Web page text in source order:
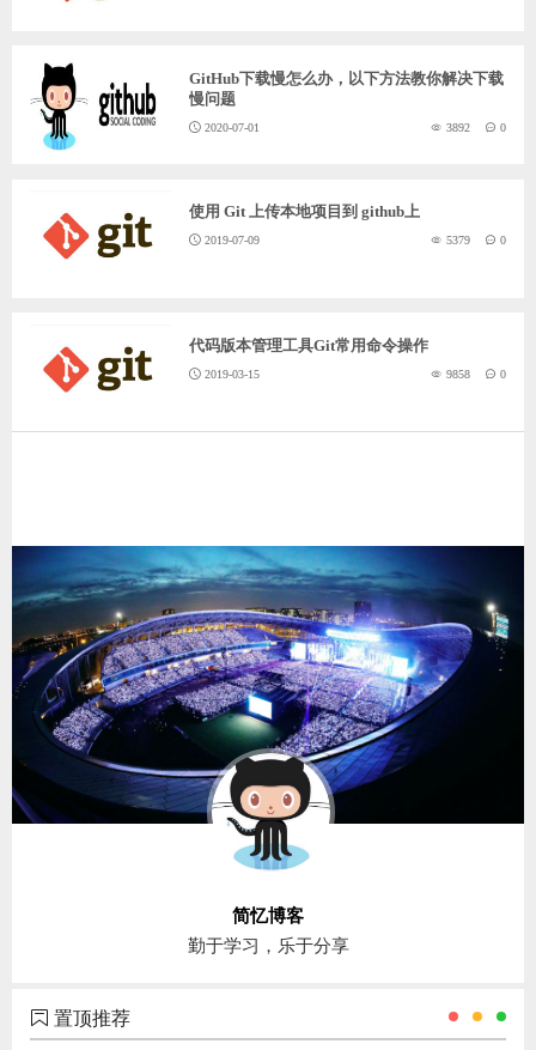
GitHub下载慢怎么办，以下方法教你解决下载
慢问题
2020-07-01 3892 0
使用 Git 上传本地项目到 github上
2019-07-09 5379 0
代码版本管理工具Git常用命令操作
2019-03-15 9858 0
简忆博客
勤于学习，乐于分享
置顶推荐